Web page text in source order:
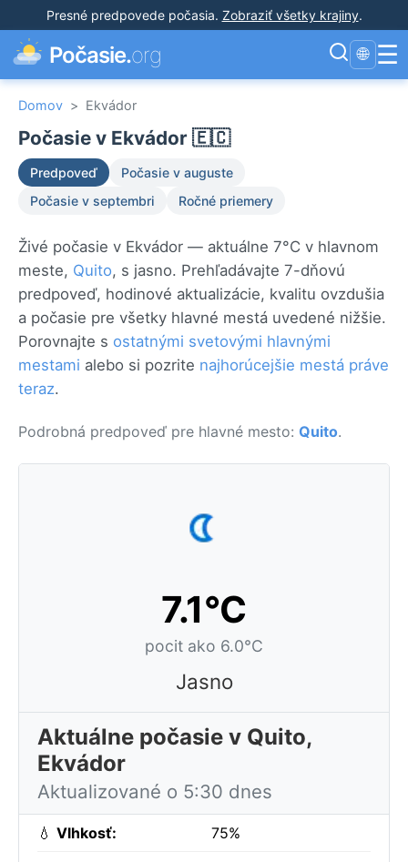
Presné predpovede počasia. Zobraziť všetky krajiny.
Počasie.org 🌐 ☰
Domov > Ekvádor
Počasie v Ekvádor 🇪🇨
Predpoveď
Počasie v auguste
Počasie v septembri
Ročné priemery
Živé počasie v Ekvádor — aktuálne 7°C v hlavnom
meste, Quito, s jasno. Prehľadávajte 7-dňovú
predpoveď, hodinové aktualizácie, kvalitu ovzdušia
a počasie pre všetky hlavné mestá uvedené nižšie.
Porovnajte s ostatnými svetovými hlavnými
mestami alebo si pozrite najhorúcejšie mestá práve
teraz.
Podrobná predpoveď pre hlavné mesto: Quito.
7.1°C
pocit ako 6.0°C
Jasno
Aktuálne počasie v Quito,
Ekvádor
Aktualizované o 5:30 dnes
💧 Vlhkosť: 75%